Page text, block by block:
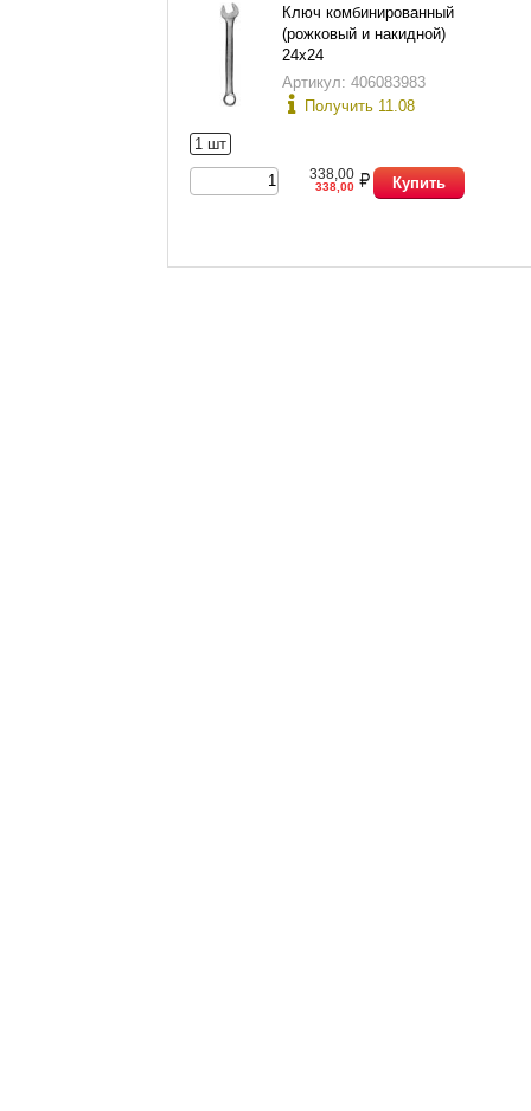
Ключ комбинированный
(рожковый и накидной)
24х24
Артикул: 406083983
Получить 11.08
1 шт
338,00
338,00 Купить